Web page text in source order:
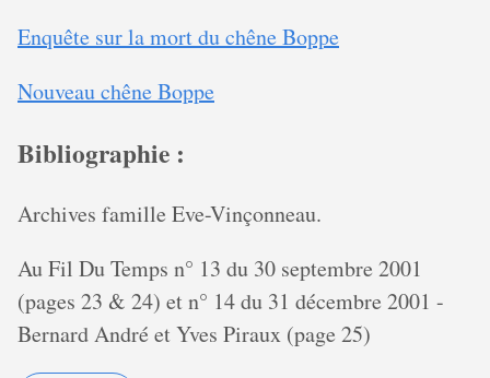
Enquête sur la mort du chêne Boppe
Nouveau chêne Boppe
Bibliographie :
Archives famille Eve-Vinçonneau.
Au Fil Du Temps n° 13 du 30 septembre 2001
(pages 23 & 24) et n° 14 du 31 décembre 2001 -
Bernard André et Yves Piraux (page 25)